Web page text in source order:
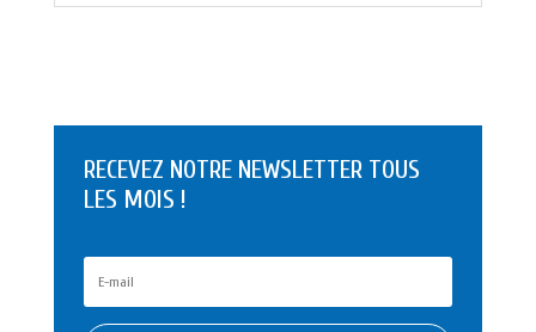
RECEVEZ NOTRE NEWSLETTER TOUS
LES MOIS !